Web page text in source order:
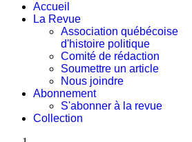
Accueil
La Revue
Association québécoise
d'histoire politique
Comité de rédaction
Soumettre un article
Nous joindre
Abonnement
S'abonner à la revue
Collection